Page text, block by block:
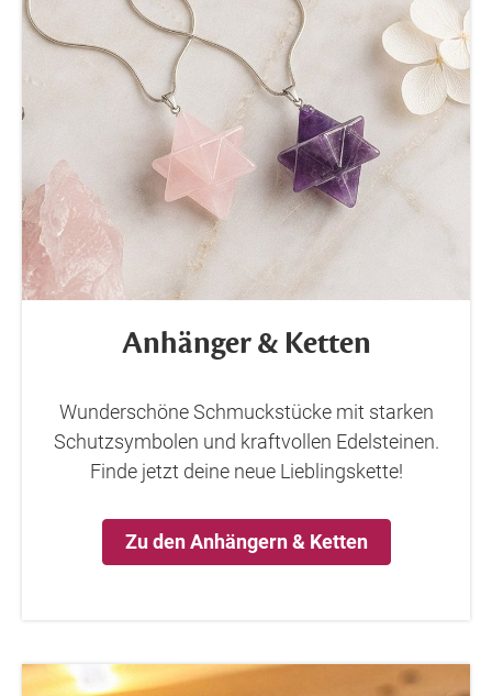
Anhänger & Ketten
Wunderschöne Schmuckstücke mit starken
Schutzsymbolen und kraftvollen Edelsteinen.
Finde jetzt deine neue Lieblingskette!
Zu den Anhängern & Ketten